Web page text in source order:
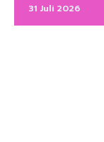
31 Juli 2026